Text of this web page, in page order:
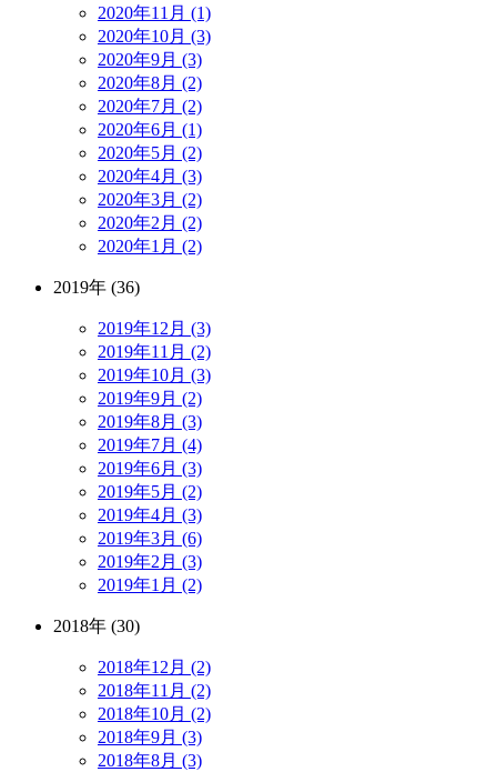
2020年11月 (1)
2020年10月 (3)
2020年9月 (3)
2020年8月 (2)
2020年7月 (2)
2020年6月 (1)
2020年5月 (2)
2020年4月 (3)
2020年3月 (2)
2020年2月 (2)
2020年1月 (2)
2019年 (36)
2019年12月 (3)
2019年11月 (2)
2019年10月 (3)
2019年9月 (2)
2019年8月 (3)
2019年7月 (4)
2019年6月 (3)
2019年5月 (2)
2019年4月 (3)
2019年3月 (6)
2019年2月 (3)
2019年1月 (2)
2018年 (30)
2018年12月 (2)
2018年11月 (2)
2018年10月 (2)
2018年9月 (3)
2018年8月 (3)